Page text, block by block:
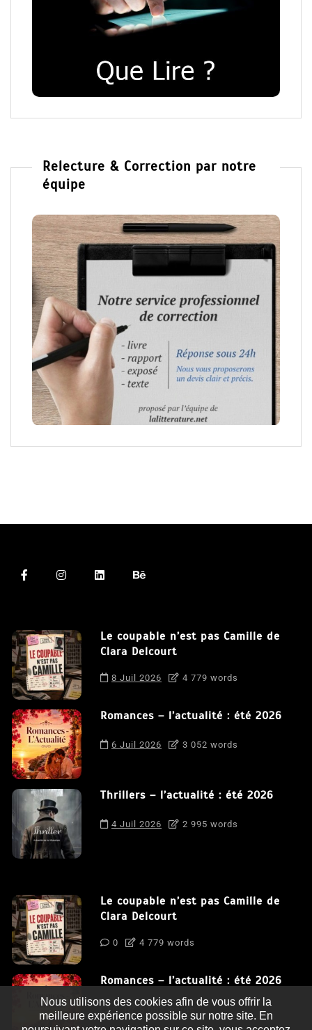
Relecture & Correction par notre
équipe
Le coupable n’est pas Camille de
Clara Delcourt
8 Juil 2026 4 779 words
Romances – l’actualité : été 2026
6 Juil 2026 3 052 words
Thrillers – l’actualité : été 2026
4 Juil 2026 2 995 words
Le coupable n’est pas Camille de
Clara Delcourt
0 4 779 words
Romances – l’actualité : été 2026
0 3 052 words
Nous utilisons des cookies afin de vous offrir la
meilleure expérience possible sur notre site. En